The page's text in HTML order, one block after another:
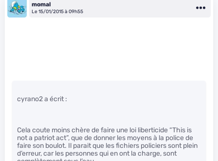
momal
Le 15/01/2015 à 09h55
cyrano2 a écrit :
Cela coute moins chère de faire une loi liberticide “This is
not a patriot act”, que de donner les moyens à la police de
faire son boulot. Il parait que les fichiers policiers sont plein
d’erreur, car les personnes qui en ont la charge, sont